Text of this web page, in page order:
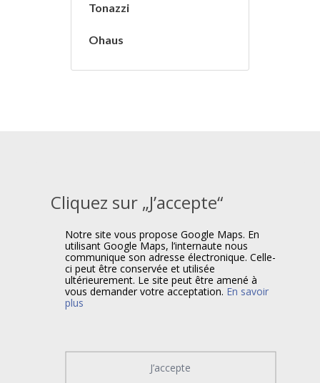
Tonazzi
Ohaus
Cliquez sur „J’accepte“
Notre site vous propose Google Maps. En
utilisant Google Maps, l’internaute nous
communique son adresse électronique. Celle-
ci peut être conservée et utilisée
ultérieurement. Le site peut être amené à
vous demander votre acceptation. En savoir
plus
J’accepte